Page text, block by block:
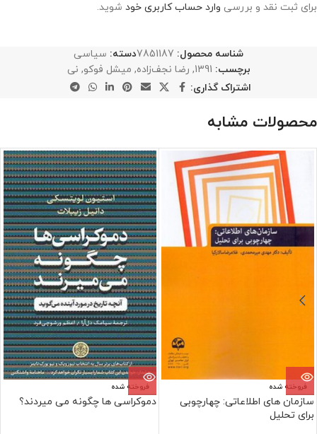
برای ثبت نقد و بررسی وارد حساب کاربری خود شوید.
شناسه محصول: 7851187دسته: سیاسی
برچسب: 1391
, رضا نجف‌زاده, میشل فوکو, نی
اشتراک گذاری:
محصولات مشابه
فروخته شده
سازمان های اطلاعاتی: چهارچوبی
برای تحلیل
فروخته شده
دموکراسی ها چگونه می میردند؟